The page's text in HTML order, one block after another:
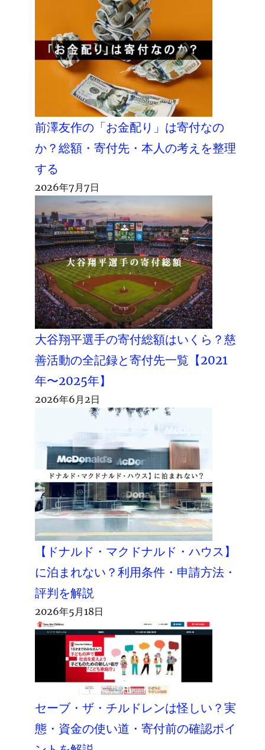
前澤友作の「お金配り」は寄付なの
か？総額・寄付先・本人の考えを整理
する
2026年7月7日
大谷翔平選手の寄付総額はいくら？慈
善活動の全記録と寄付先一覧【2021
年〜2025年】
2026年6月2日
【ドナルド・マクドナルド・ハウス】
に泊まれない？利用条件・申請方法・
評判を解説
2026年5月18日
セーブ・ザ・チルドレンは怪しい？実
態・資金の使い道・寄付前の確認ポイ